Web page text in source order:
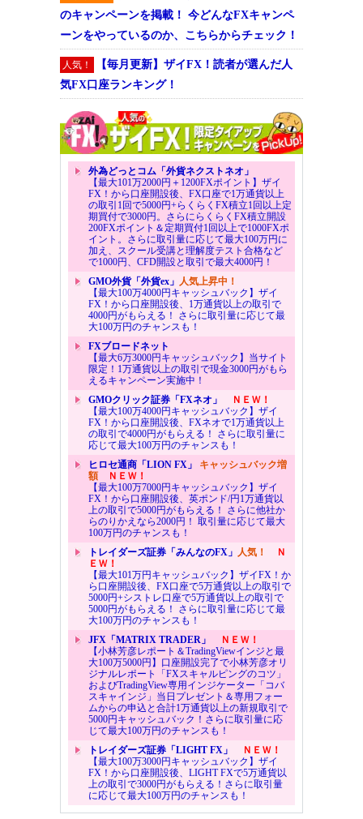
のキャンペーンを掲載！ 今どんなFXキャンペ
ーンをやっているのか、こちらからチェック！
人気！
【毎月更新】ザイFX！読者が選んだ人
気FX口座ランキング！
外為どっとコム「外貨ネクストネオ」
【最大101万2000円＋1200FXポイント】ザイ
FX！から口座開設後、FX口座で1万通貨以上
の取引1回で5000円+らくらくFX積立1回以上定
期買付で3000円。さらにらくらくFX積立開設
200FXポイント＆定期買付1回以上で1000FXポ
イント。さらに取引量に応じて最大100万円に
加え、スクール受講と理解度テスト合格など
で1000円、CFD開設と取引で最大4000円！
GMO外貨「外貨ex」 人気上昇中！
【最大100万4000円キャッシュバック】ザイ
FX！から口座開設後、1万通貨以上の取引で
4000円がもらえる！ さらに取引量に応じて最
大100万円のチャンスも！
FXブロードネット
【最大6万3000円キャッシュバック】当サイト
限定！1万通貨以上の取引で現金3000円がもら
えるキャンペーン実施中！
GMOクリック証券「FXネオ」
ＮＥＷ！
【最大100万4000円キャッシュバック】ザイ
FX！から口座開設後、FXネオで1万通貨以上
の取引で4000円がもらえる！ さらに取引量に
応じて最大100万円のチャンスも！
ヒロセ通商「LION FX」 キャッシュバック増
額ＮＥＷ！
【最大100万7000円キャッシュバック】ザイ
FX！から口座開設後、英ポンド/円1万通貨以
上の取引で5000円がもらえる！ さらに他社か
らのりかえなら2000円！ 取引量に応じて最大
100万円のチャンスも！
トレイダーズ証券「みんなのFX」 人気！
Ｎ
ＥＷ！
【最大101万円キャッシュバック】ザイFX！か
ら口座開設後、FX口座で5万通貨以上の取引で
5000円+シストレ口座で5万通貨以上の取引で
5000円がもらえる！ さらに取引量に応じて最
大100万円のチャンスも！
JFX「MATRIX TRADER」
ＮＥＷ！
【小林芳彦レポート＆TradingViewインジと最
大100万5000円】口座開設完了で小林芳彦オリ
ジナルレポート「FXスキャルピングのコツ」
およびTradingView専用インジケーター「コバ
スキャインジ」当日プレゼント＆専用フォー
ムからの申込と合計1万通貨以上の新規取引で
5000円キャッシュバック！さらに取引量に応
じて最大100万円のチャンスも！
トレイダーズ証券「LIGHT FX」
ＮＥＷ！
【最大100万3000円キャッシュバック】ザイ
FX！から口座開設後、LIGHT FXで5万通貨以
上の取引で3000円がもらえる！さらに取引量
に応じて最大100万円のチャンスも！